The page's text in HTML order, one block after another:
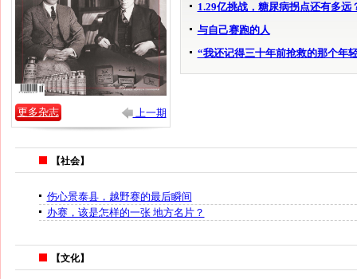
更多杂志 上一期
1.29亿挑战，糖尿病拐点还有多远
与自己赛跑的人
“我还记得三十年前抢救的那个年
【社会】
伤心景泰县，越野赛的最后瞬间
办赛，该是怎样的一张 地方名片？
【文化】